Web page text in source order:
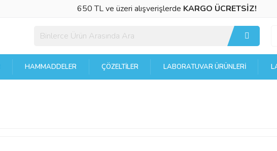
650 TL ve üzeri alışverişlerde KARGO ÜCRETSİZ!
HAMMADDELER ÇÖZELTILER LABORATUVAR ÜRÜNLERI